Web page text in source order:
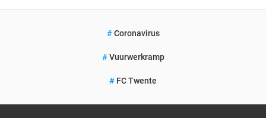
Coronavirus
Vuurwerkramp
FC Twente